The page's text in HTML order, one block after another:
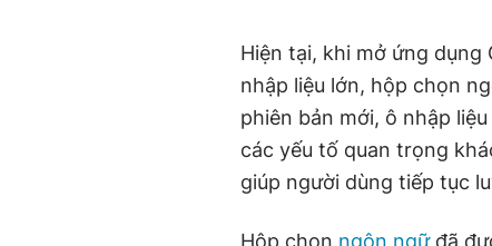
Hiện tại, khi mở ứng dụng
nhập liệu lớn, hộp chọn
phiên bản mới, ô nhập
các yếu tố quan trọng
giúp người dùng tiếp tục
Hộp chọn ngôn ngữđã